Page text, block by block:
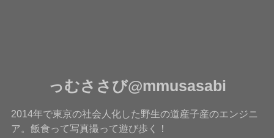
っむささび@mmusasabi
2014年で東京の社会人化した野生の道産子産のエンジニ
ア。飯食って写真撮って遊び歩く！